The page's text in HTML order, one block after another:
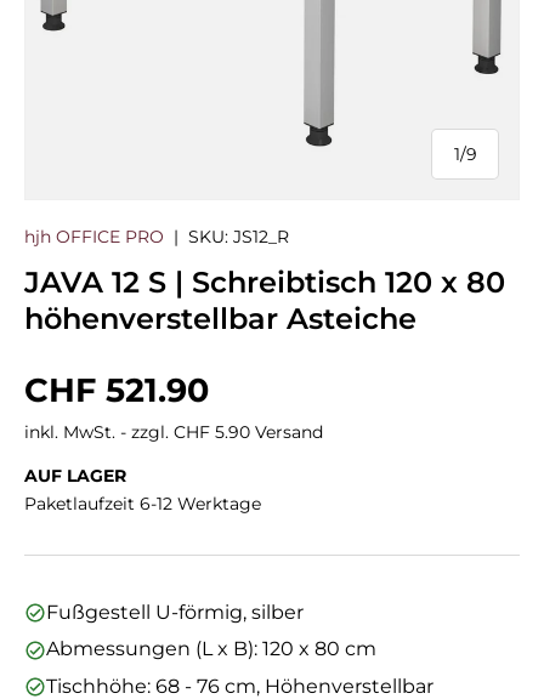
1/
von
9
hjh OFFICE PRO | SKU: JS12_R
JAVA 12 S | Schreibtisch 120 x 80
höhenverstellbar Asteiche
Normaler Preis
CHF 521.90
inkl. MwSt. - zzgl. CHF 5.90 Versand
AUF LAGER
Paketlaufzeit 6-12 Werktage
Fußgestell U-förmig, silber
Abmessungen (L x B): 120 x 80 cm
Tischhöhe: 68 - 76 cm, Höhenverstellbar